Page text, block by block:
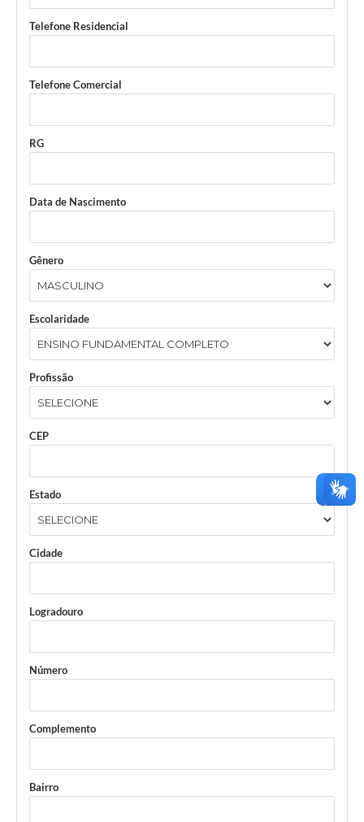
Telefone Residencial
Telefone Comercial
RG
Data de Nascimento
Gênero
Escolaridade
Profissão
CEP
Estado
Cidade
Logradouro
Número
Complemento
Bairro